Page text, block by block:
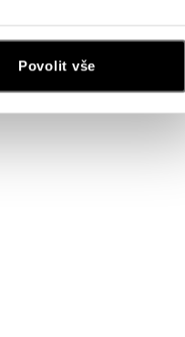
Povolit vše